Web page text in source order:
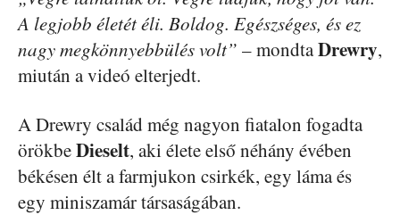
A legjobb életét éli. Boldog. Egészséges, és ez
nagy megkönnyebbülés volt” – mondtaDrewry,
miután a videó elterjedt.
A Drewry család még nagyon fiatalon fogadta
örökbeDieselt, aki élete első néhány évében
békésen élt a farmjukon csirkék, egy láma és
egy miniszamár társaságában.